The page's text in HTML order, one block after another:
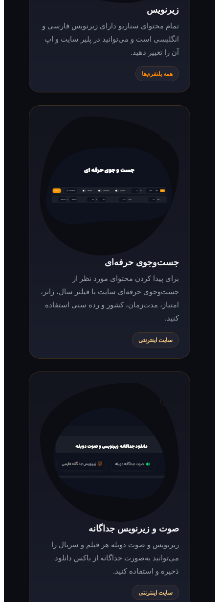
تمام محتوای سناریو دارای زیرنویس فارسی و
انگلیسی است و می‌توانید در پلیر سایت و اپ
آن را تغییر دهید.
همه پلتفرم‌ها
جست‌وجوی حرفه‌ای
برای پیدا کردن محتوای مورد نظر از
جست‌وجوی حرفه‌ای سایت با فیلتر سال، ژانر،
امتیاز، مدت‌زمان، کشور و رده سنی استفاده
سایت اینترنتی
صوت و زیرنویس جداگانه
زیرنویس و صوت دوبله هر فیلم و سریال را
می‌توانید به‌صورت جداگانه از باکس دانلود
ذخیره و استفاده کنید.
سایت اینترنتی